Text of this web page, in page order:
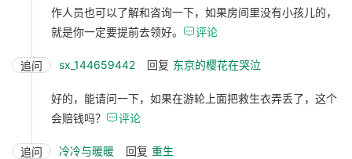
作人员也可以了解和咨询一下，如果房间里没有小孩儿的，
就是你一定要提前去领好。 评论
追问 sx_144659442 回复 东京的樱花在哭泣
好的，能请问一下，如果在游轮上面把救生衣弄丢了，这个
会赔钱吗？ 评论
追问 冷冷与暖暖 回复 重生